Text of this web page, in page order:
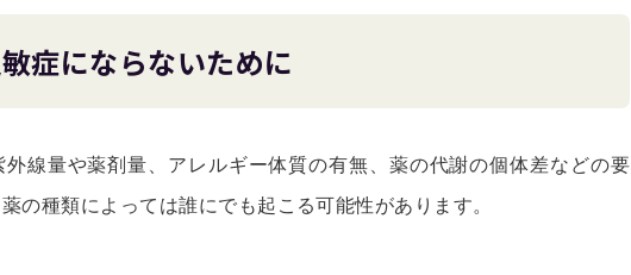
症にならないために
線量や薬剤量、アレルギー体質の有無、薬の代謝の個体差などの要
の種類によっては誰にでも起こる可能性があります。